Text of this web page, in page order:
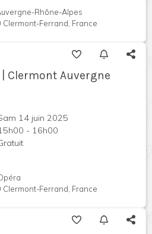
Rhône-Alpes
Ferrand, France
Clermont Auvergne
14 juin 2025
- 16h00
Ferrand, France